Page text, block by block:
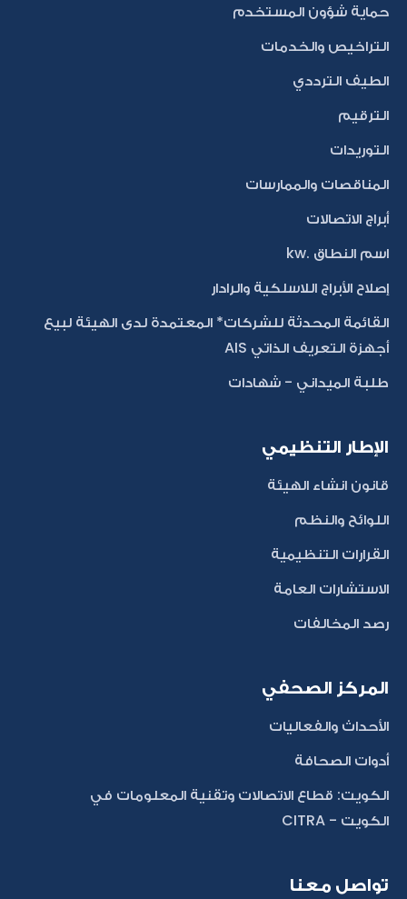
حماية شؤون المستخدم
التراخيص والخدمات
الطيف الترددي
الترقيم
التوريدات
المناقصات والممارسات
أبراج الاتصالات
اسم النطاق .kw
إصلاح الأبراج اللاسلكية والرادار
القائمة المحدثة للشركات* المعتمدة لدى الهيئة لبيع
أجهزة التعريف الذاتي AIS
طلبة الميداني - شهادات
الإطار التنظيمي
قانون انشاء الهيئة
اللوائح والنظم
القرارات التنظيمية
الاستشارات العامة
رصد المخالفات
المركز الصحفي
الأحداث والفعاليات
أدوات الصحافة
الكويت: قطاع الاتصالات وتقنية المعلومات في
الكويت - CITRA
تواصل معنا